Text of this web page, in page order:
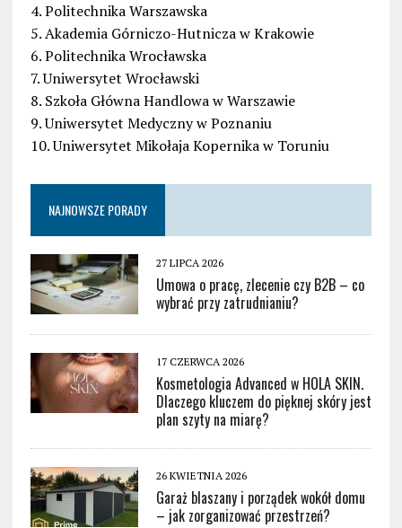
4. Politechnika Warszawska
5. Akademia Górniczo-Hutnicza w Krakowie
6. Politechnika Wrocławska
7. Uniwersytet Wrocławski
8. Szkoła Główna Handlowa w Warszawie
9. Uniwersytet Medyczny w Poznaniu
10. Uniwersytet Mikołaja Kopernika w Toruniu
NAJNOWSZE PORADY
27 LIPCA 2026
Umowa o pracę, zlecenie czy B2B – co
wybrać przy zatrudnianiu?
17 CZERWCA 2026
Kosmetologia Advanced w HOLA SKIN.
Dlaczego kluczem do pięknej skóry jest
plan szyty na miarę?
26 KWIETNIA 2026
Garaż blaszany i porządek wokół domu
– jak zorganizować przestrzeń?